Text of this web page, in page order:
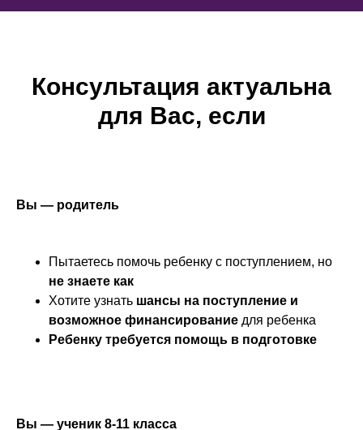
Консультация актуальна
для Вас, если
Вы — родитель
Пытаетесь помочь ребенку с поступлением, но
не знаете как
Хотите узнать шансы на поступление и
возможное финансирование для ребенка
Ребенку требуется помощь в подготовке
Вы — ученик 8-11 класса